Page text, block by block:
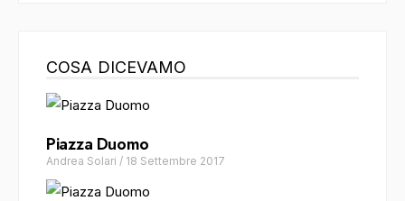
COSA DICEVAMO
Piazza Duomo
Andrea Solari / 18 Settembre 2017